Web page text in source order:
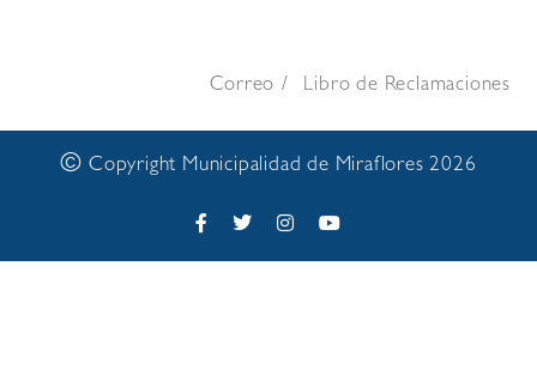
Correo Libro de Reclamaciones
© Copyright Municipalidad de Miraflores 2026